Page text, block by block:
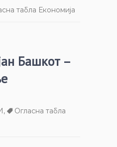
табла Економија
Башкот –
,
Огласна табла